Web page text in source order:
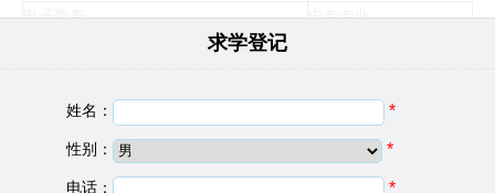
电子商务
中专专业
1、应届毕业生取得九年义务教育完成证，当年中考成绩
不低于300分，思想品德好，在校未受过处分，身体健
2、往届毕业生取得九年义务教育完成证，当年中考成绩
求学登记
姓名： *
性别： *
电话： *